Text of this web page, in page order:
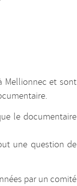
Mellionnec et sont
le documentaire
une question de
par un comité